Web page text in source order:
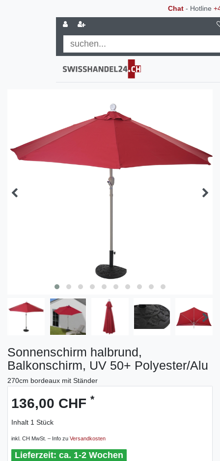
Chat- Hotline
Sonnenschirm halbrund,
Balkonschirm, UV 50+ Polyester/Alu
270cm bordeaux mit Ständer
136,00 CHF *
Inhalt 1 Stück
inkl. CH MwSt. – Info zu Versandkosten
ca. 1-2 Wochen